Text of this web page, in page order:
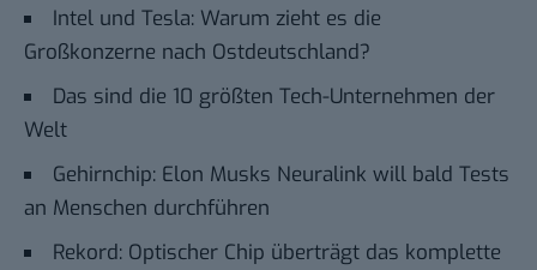
Intel und Tesla: Warum zieht es die
Großkonzerne nach Ostdeutschland?
Das sind die 10 größten Tech-Unternehmen der
Welt
Gehirnchip: Elon Musks Neuralink will bald Tests
an Menschen durchführen
Rekord: Optischer Chip überträgt das komplette